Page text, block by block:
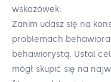
wskazówek:
Zanim udasz się na
problemach
behawiorystą. Ustal
mógł skupić się na